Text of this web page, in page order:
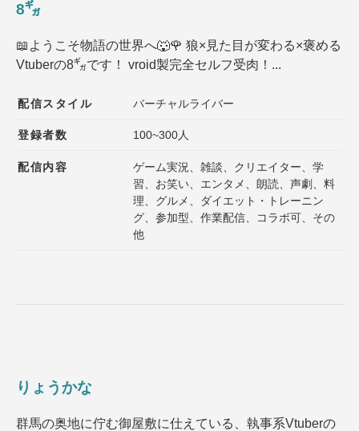
8㌐
📖ようこそ物語の世界へ🐺🌹 狼×見た目が変わる×褒める
Vtuberの8㌐です！ vroid製完全セルフ受肉！...
配信スタイル バーチャルライバー
登録者数 100~300人
配信内容
ゲーム実況、雑談、クリエイター、学
習、お笑い、エンタメ、朗読、声劇、料
理、グルメ、ダイエット・トレーニン
グ、参加型、作業配信、コラボ可、その
他
りょうかな
群馬の奥地に佇む御屋敷に仕えている、執事系Vtuberの